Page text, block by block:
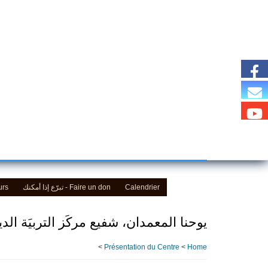
Faire un don - تبرّع إذا أمكنك Calendrier
يوحنا المعمدان، شفيع مركَز التربيَة
Home
>
Présentation du Centre
>